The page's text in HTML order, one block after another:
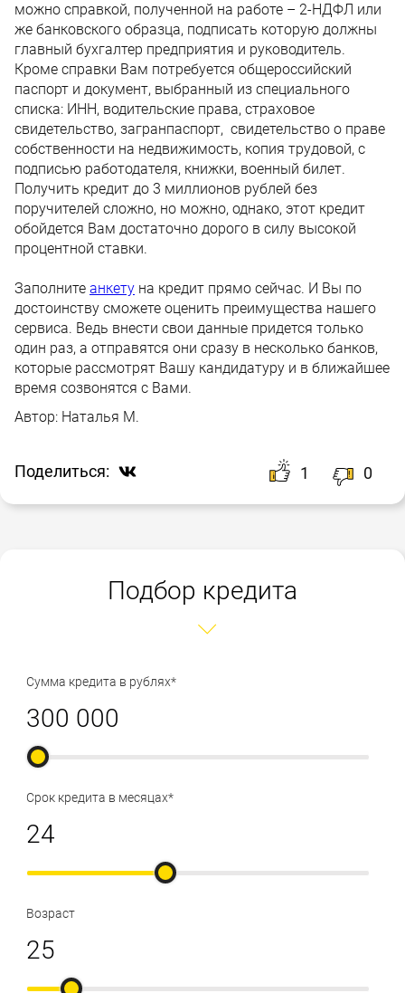
можно справкой, полученной на работе – 2-НДФЛ или
же банковского образца, подписать которую должны
главный бухгалтер предприятия и руководитель.
Кроме справки Вам потребуется общероссийский
паспорт и документ, выбранный из специального
списка: ИНН, водительские права, страховое
свидетельство, загранпаспорт, свидетельство о праве
собственности на недвижимость, копия трудовой, с
подписью работодателя, книжки, военный билет.
Получить кредит до 3 миллионов рублей без
поручителей сложно, но можно, однако, этот кредит
обойдется Вам достаточно дорого в силу высокой
процентной ставки.
Заполните анкету на кредит прямо сейчас. И Вы по
достоинству сможете оценить преимущества нашего
сервиса. Ведь внести свои данные придется только
один раз, а отправятся они сразу в несколько банков,
которые рассмотрят Вашу кандидатуру и в ближайшее
время созвонятся с Вами.
Автор: Наталья М.
Поделиться: 1 0
Подбор кредита
Сумма кредита в рублях*
Срок кредита в месяцах*
Возраст